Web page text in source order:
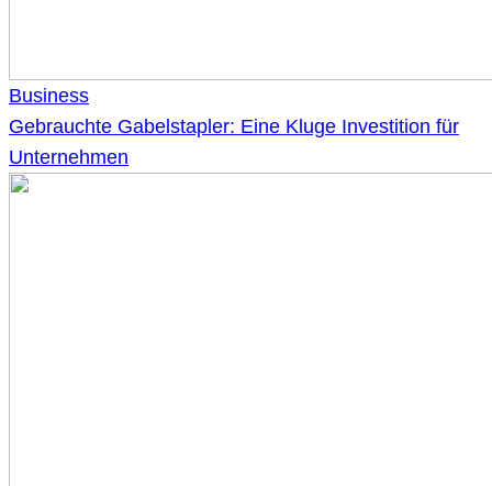
Business
Gebrauchte Gabelstapler: Eine Kluge Investition für
Unternehmen